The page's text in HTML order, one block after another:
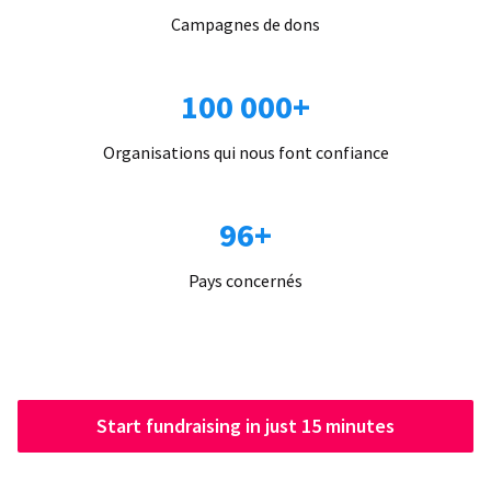
Campagnes de dons
100 000+
Organisations qui nous font confiance
96+
Pays concernés
Start fundraising in just 15 minutes